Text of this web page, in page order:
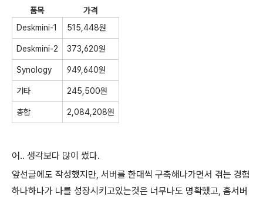
품목
가격
Deskmini-1
515,448원
Deskmini-2 373,620원
Synology 949,640원
기타 245,500원
총합 2,084,208원
어.. 생각보다 많이 썼다.
앞선글에도 작성했지만, 서버를 한대씩 구축해나가면서 겪는 경험
하나하나가 나를 성장시키고있는것은 너무나도 명확했고, 홈서버